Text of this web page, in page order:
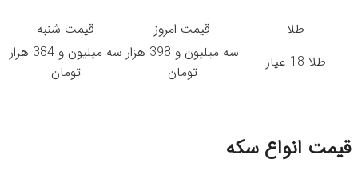
طلا قیمت امروز
قیمت شنبه
طلا 18 عیار
سه میلیون و 398 هزار
تومان
سه میلیون و 384 هزار
تومان
قیمت انواع سکه